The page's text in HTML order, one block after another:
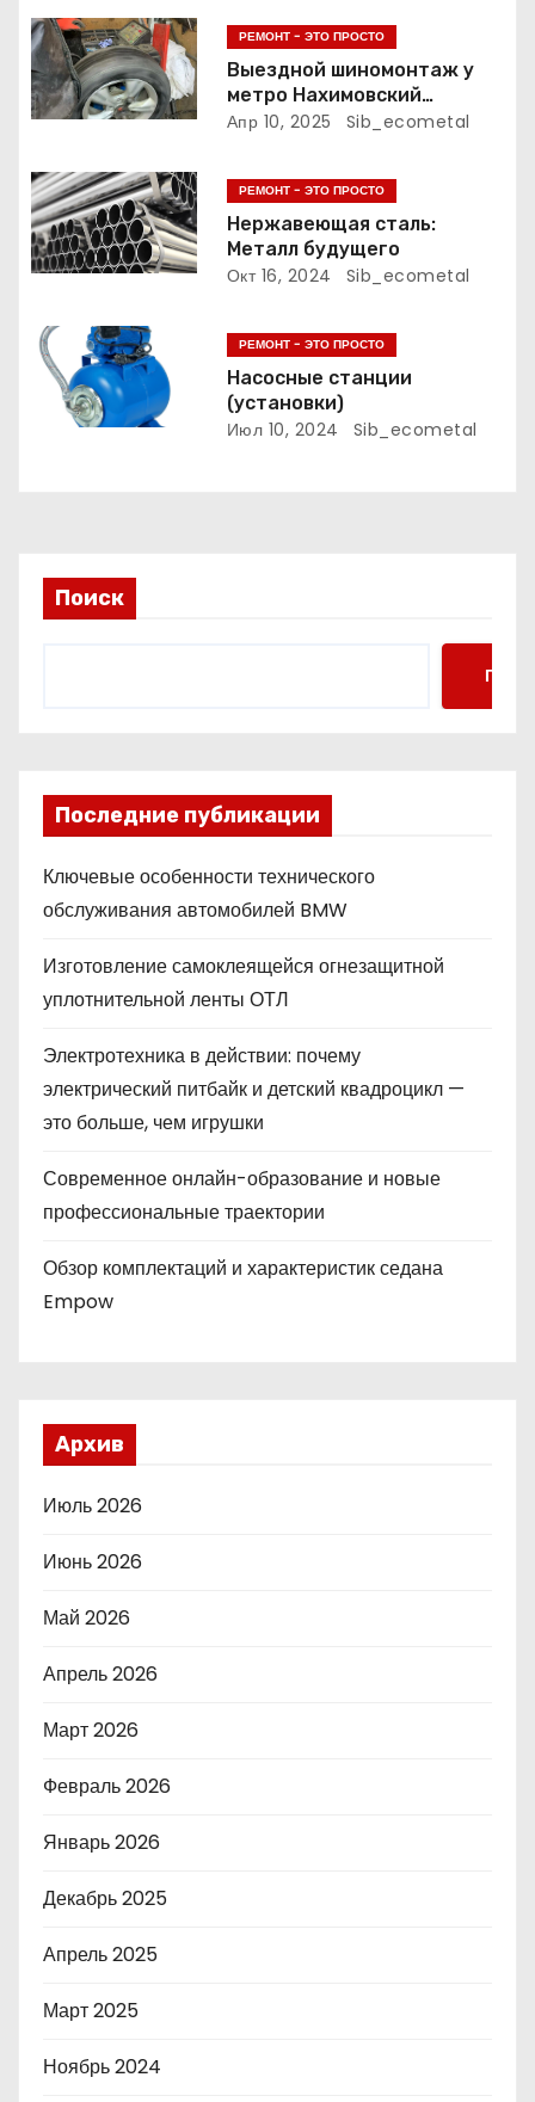
п
о
а
п
с
я
РЕМОНТ - ЭТО ПРОСТО
Выездной шиномонтаж у
метро Нахимовский
Проспект: удобство и
Апр 10, 2025 Sib_ecometal
РЕМОНТ - ЭТО ПРОСТО
Нержавеющая сталь:
Металл будущего
Окт 16, 2024 Sib_ecometal
РЕМОНТ - ЭТО ПРОСТО
Насосные станции
(установки)
Июл 10, 2024 Sib_ecometal
Поиск
Поиск
Последние публикации
Ключевые особенности технического
обслуживания автомобилей BMW
Изготовление самоклеящейся огнезащитной
уплотнительной ленты ОТЛ
Электротехника в действии: почему
электрический питбайк и детский квадроцикл —
это больше, чем игрушки
Современное онлайн-образование и новые
профессиональные траектории
Обзор комплектаций и характеристик седана
Empow
Архив
Июль 2026
Июнь 2026
Май 2026
Апрель 2026
Март 2026
Февраль 2026
Январь 2026
Декабрь 2025
Апрель 2025
Март 2025
Ноябрь 2024